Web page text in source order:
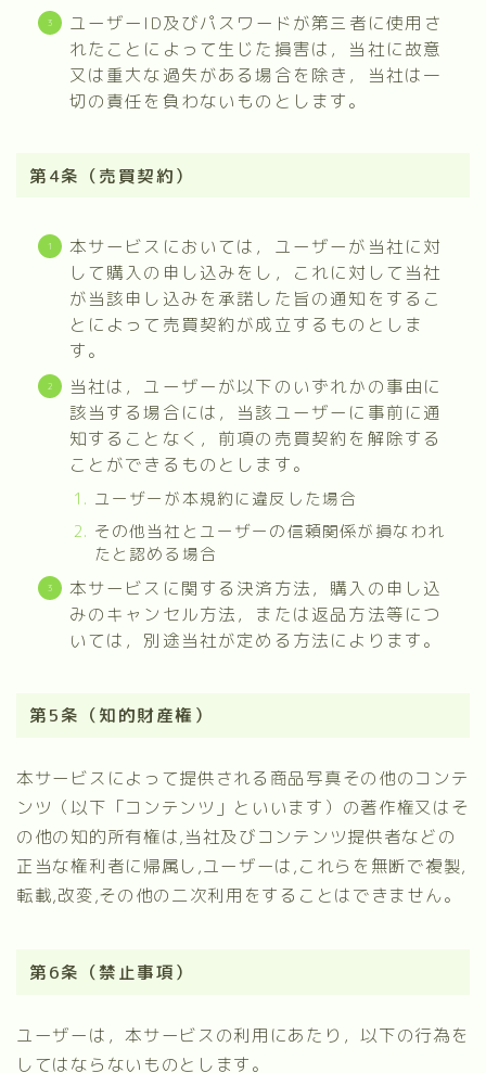
ユーザーID及びパスワードが第三者に使用さ
れたことによって生じた損害は，当社に故意
又は重大な過失がある場合を除き，当社は一
切の責任を負わないものとします。
第4条（売買契約）
本サービスにおいては，ユーザーが当社に対
して購入の申し込みをし，これに対して当社
が当該申し込みを承諾した旨の通知をするこ
とによって売買契約が成立するものとしま
す。
当社は，ユーザーが以下のいずれかの事由に
該当する場合には，当該ユーザーに事前に通
知することなく，前項の売買契約を解除する
ことができるものとします。
ユーザーが本規約に違反した場合
その他当社とユーザーの信頼関係が損なわれ
たと認める場合
本サービスに関する決済方法，購入の申し込
みのキャンセル方法，または返品方法等につ
いては，別途当社が定める方法によります。
第5条（知的財産権）
本サービスによって提供される商品写真その他のコンテ
ンツ（以下「コンテンツ」といいます）の著作権又はそ
の他の知的所有権は,当社及びコンテンツ提供者などの
正当な権利者に帰属し,ユーザーは,これらを無断で複製,
転載,改変,その他の二次利用をすることはできません。
第6条（禁止事項）
ユーザーは，本サービスの利用にあたり，以下の行為を
してはならないものとします。